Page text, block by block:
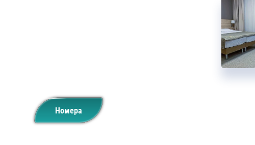
Номера